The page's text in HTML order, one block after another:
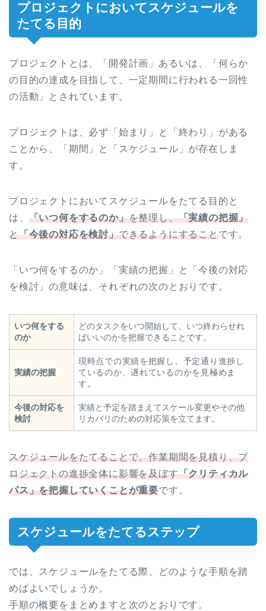
プロジェクトにおいてスケジュールを
たてる目的
プロジェクトとは、「開発計画」あるいは、「何らか
の目的の達成を目指して、一定期間に行われる一回性
の活動」とされています。
プロジェクトは、必ず「始まり」と「終わり」がある
ことから、「期間」と「スケジュール」が存在しま
す。
プロジェクトにおいてスケジュールをたてる目的と
は、 「いつ何をするのか」を整理し、「実績の把握」
と「今後の対応を検討」できるようにすることです。
「いつ何をするのか」「実績の把握」と「今後の対応
を検討」の意味は、それぞれの次のとおりです。
いつ何をする
のか
どのタスクをいつ開始して、いつ終わらせれ
ばいいのかを把握できることです。
実績の把握
現時点での実績を把握し、予定通り進捗し
ているのか、遅れているのかを見極めま
す。
今後の対応を
検討
実績と予定を踏まえてスケール変更やその他
リカバリのための対応策を立てます。
スケジュールをたてることで、作業期間を見積り、プ
ロジェクトの進捗全体に影響を及ぼす「クリティカル
パス」を把握していくことが重要です。
スケジュールをたてるステップ
では、スケジュールをたてる際、どのような手順を踏
めばよいでしょうか。
手順の概要をまとめますと次のとおりです。